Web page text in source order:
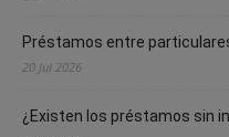
Préstamos entre
20 Jul 2026
¿Existen los préstamos sin